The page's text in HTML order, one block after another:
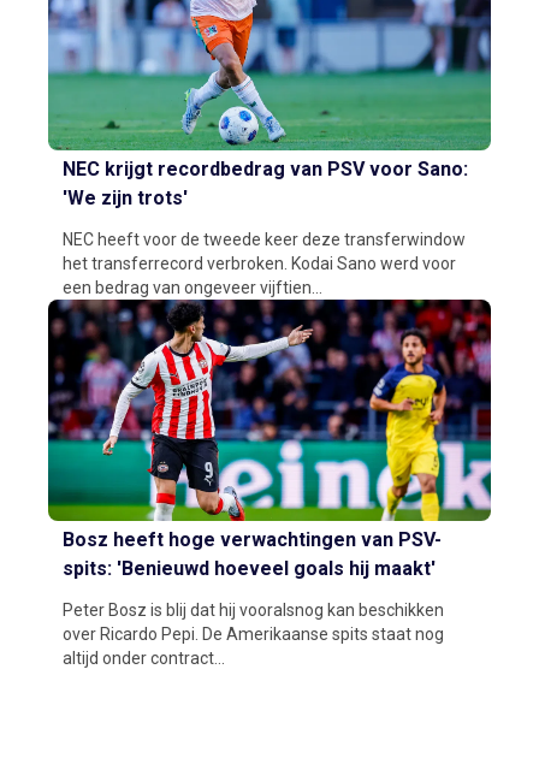
NEC krijgt recordbedrag van PSV voor Sano:
'We zijn trots'
NEC heeft voor de tweede keer deze transferwindow
het transferrecord verbroken. Kodai Sano werd voor
een bedrag van ongeveer vijftien...
Bosz heeft hoge verwachtingen van PSV-
spits: 'Benieuwd hoeveel goals hij maakt'
Peter Bosz is blij dat hij vooralsnog kan beschikken
over Ricardo Pepi. De Amerikaanse spits staat nog
altijd onder contract...